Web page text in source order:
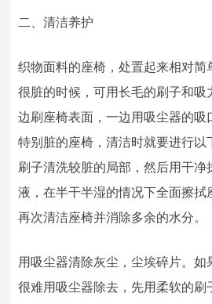
二、清洁养护
织物面料的座椅，处置起来相对简
很脏的时候，可用长毛的刷子和吸
边刷座椅表面，一边用吸尘器的吸
特别脏的座椅，清洁时就要进行以
刷子清洗较脏的局部，然后用干净
液，在半干半湿的情况下全面擦拭
再次清洁座椅并消除多余的水分。
用吸尘器清除灰尘，尘埃碎片。
很难用吸尘器除去，先用柔软的刷